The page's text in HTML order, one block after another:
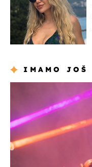
IMAMO JOŠ